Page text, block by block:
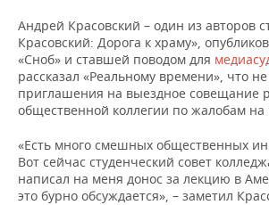
КОРОЛИ ГОСЗАКАЗА ПФО
ВУЗЫ ТАТАРСТАНА
КОМУ ПРИНАДЛЕЖАТ
ТОРГОВЫЕ ЦЕНТРЫ
ТАТАРСТАНА
ФИНАНСЫ
БАНКИ
БЮДЖЕТ
ИНВЕСТИЦИИ
НОВОСТИ
ПРОМЫШЛЕННОСТИ
АГРОПРОМ
МАШИНОСТРОЕНИЕ
НЕФТЕХИМИЯ
НЕДВИЖИМОСТЬ
НОВОСТИ НЕДВИЖИМОСТИ
АВТО
НОВОСТИ АВТО
БИЗНЕС
НОВОСТИ БИЗНЕСА
ТЕХНОЛОГИИ
Андрей Красовский – один из авторов
Красовский: Дорога к храму»,
«Сноб» и ставшей поводом для
рассказал «Реальному времени», что
приглашения на выездное совещание
общественной коллегии по жалобам на
«Есть много смешных общественных
Вот сейчас студенческий совет
написал на меня донос за лекцию в
это бурно обсуждается», – заметил